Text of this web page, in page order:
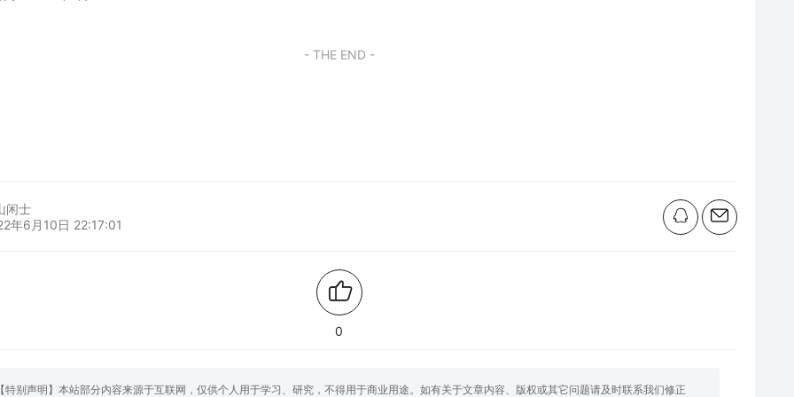
- THE END -
闲士
年6月10日 22:17:01
0
特别声明】本站部分内容来源于互联网，仅供个人用于学习、研究，不得用于商业用途。如有关于文章内容、版权或其它问题请及时联系我们修正